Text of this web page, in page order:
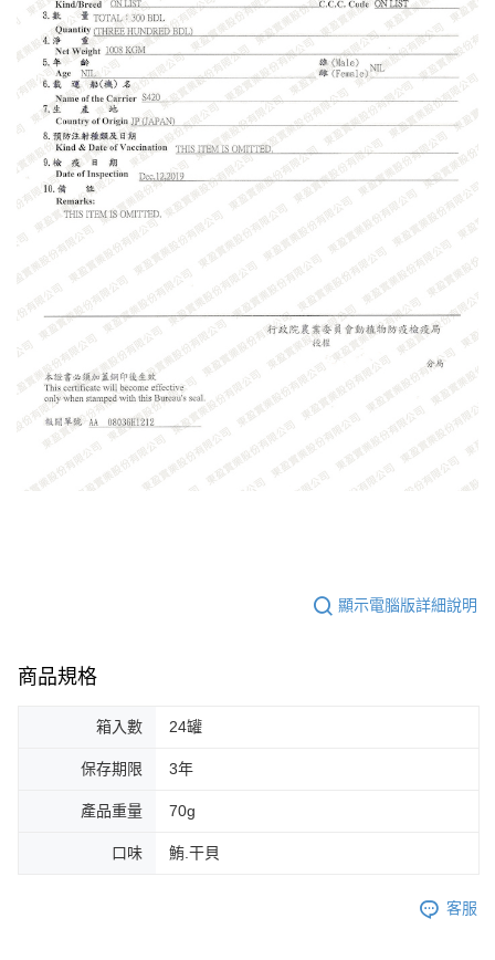
顯示電腦版詳細說明
商品規格
箱入數 24罐
保存期限 3年
產品重量 70g
口味 鮪.干貝
客服